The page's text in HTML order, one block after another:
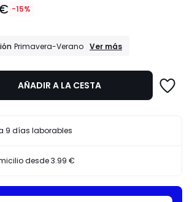
-15%
Primavera-Verano REBAJAS
Ver más
AÑADIR A LA CESTA
9 días laborables
desde3.99 €